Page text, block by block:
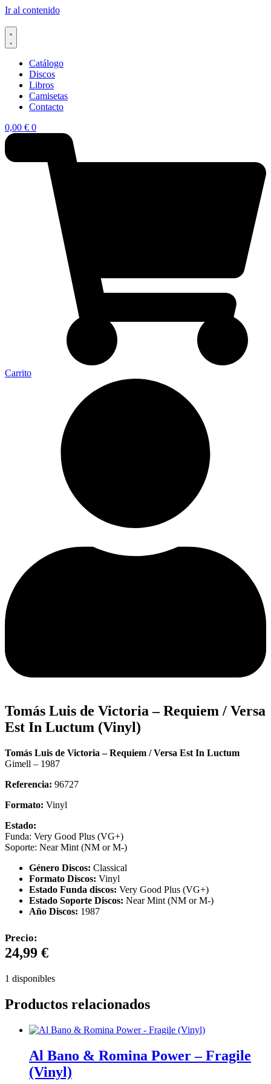
Ir al contenido
Catálogo
Discos
Libros
Camisetas
Contacto
0,00 € 0
Carrito
Tomás Luis de Victoria – Requiem / Versa
Est In Luctum (Vinyl)
Tomás Luis de Victoria – Requiem / Versa Est In Luctum
Gimell – 1987
Referencia: 96727
Formato: Vinyl
Estado:
Funda: Very Good Plus (VG+)
Soporte: Near Mint (NM or M-)
Género Discos: Classical
Formato Discos: Vinyl
Estado Funda discos: Very Good Plus (VG+)
Estado Soporte Discos: Near Mint (NM or M-)
Año Discos: 1987
Precio:
24,99 €
1 disponibles
Productos relacionados
Al Bano & Romina Power – Fragile
(Vinyl)